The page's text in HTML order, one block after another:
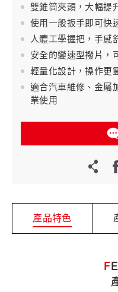
雙錐筒夾頭，大幅提
使用一般扳手即可快
人體工學握把，手感
安全的變速型撥片，
輕量化設計，操作更
適合汽車維修、金屬
業使用
產品特色